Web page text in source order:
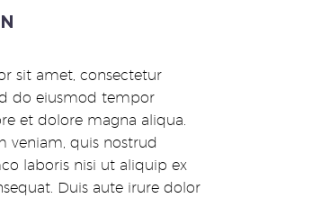
sit amet, consectetur
do eiusmod tempor
et dolore magna aliqua.
veniam, quis nostrud
laboris nisi ut aliquip ex
Duis aute irure dolor